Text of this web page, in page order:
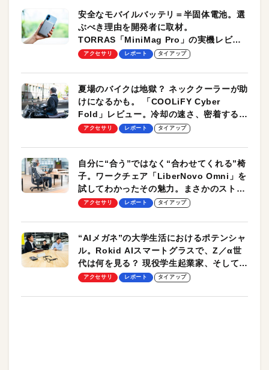
安全なモバイルバッテリ＝半固体電池。選
ぶべき理由を開発者に取材。
TORRAS「MiniMag Pro」の実機レビュ
ーも
アクセサリ レポート タイアップ
夏場のバイクは地獄？ ネッククーラーが助
けになるかも。 「COOLiFY Cyber
Fold」レビュー。冷却の速さ、密着する冷
却プレート、シンプルな操作性がグッド！
アクセサリ レポート タイアップ
自分に“合う”ではなく“合わせてくれる”椅
子。ワークチェア「LiberNovo Omni」を
試してわかったその魅力。まさかのストレ
ッチ機能も搭載
アクセサリ レポート タイアップ
“AIメガネ”の大学生活におけるポテンシャ
ル。Rokid AIスマートグラスで、Z／α世
代は何を見る？ 現役学生起業家、そして教
授による体験会レポート【PR】
アクセサリ レポート タイアップ